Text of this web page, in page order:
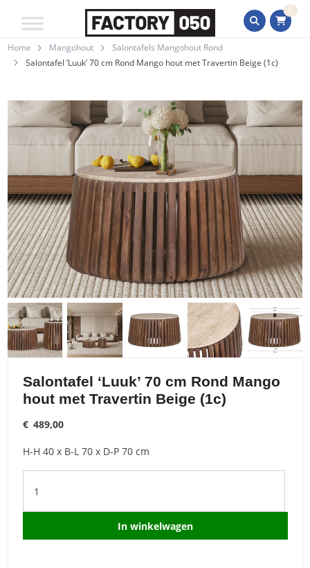
0
Home Mangohout
Salontafels Mangohout Rond
Salontafel ‘Luuk’ 70 cm Rond Mango hout met Travertin Beige (1c)
Salontafel ‘Luuk’ 70 cm Rond Mango
hout met Travertin Beige (1c)
€ 489,00
H-H 40 x B-L 70 x D-P 70 cm
'Luuk'
In winkelwagen